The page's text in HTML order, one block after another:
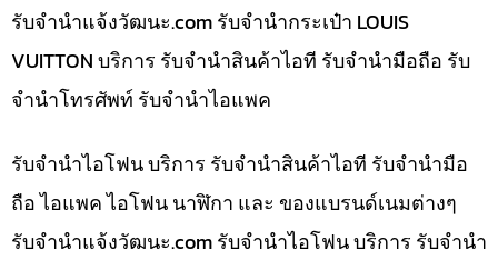
รับจํานําแจ้งวัฒนะ.com รับจำนำกระเป๋า LOUIS
VUITTON บริการ รับจำนำสินค้าไอที รับจำนำมือถือ รับ
จำนำโทรศัพท์ รับจำนำไอแพค
รับจำนำไอโฟน บริการ รับจำนำสินค้าไอที รับจำนำมือ
ถือ ไอแพค ไอโฟน นาฬิกา และ ของแบรนด์เนมต่างๆ
รับจํานําแจ้งวัฒนะ.com รับจำนำไอโฟน บริการ รับจำนำ